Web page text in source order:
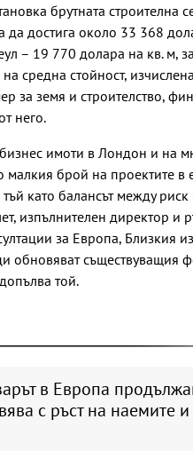
брутната строителна
достига около 33 368
– 19 770 долара на кв. м,
средна стойност,
за земя и строителство,
него.
имоти в Лондон и на
брой на проектите в
като балансът между
изпълнителен директор и
за Европа, Близкия
обновяват съществуващия
той.
в Европа
с ръст на наемите